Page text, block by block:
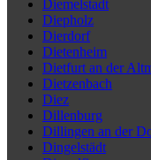
Diemelstadt
Diepholz
Dierdorf
Dietenheim
Dietfurt an der
Dietzenbach
Diez
Dillenburg
Dillingen an der
Dingelstädt